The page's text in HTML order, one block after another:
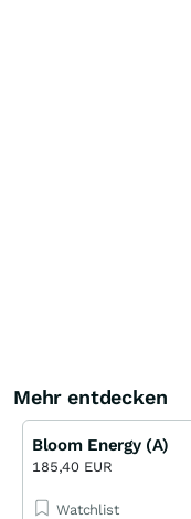
Mehr entdecken
Bloom Energy (A)
185,40 EUR
Watchlist